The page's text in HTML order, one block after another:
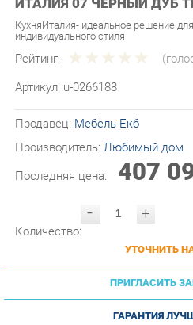
КухняИталия- идеальное решение для
Рейтинг:
Артикул: u-0266188
Производитель:Любимый дом
Последняя цена: 407
-
УТОЧНИТЬ
ПРИГЛАСИТЬ
ГАРАНТИЯ